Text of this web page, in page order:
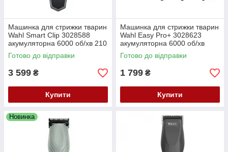
Машинка для стрижки тварин
Wahl Smart Clip 3028588
акумуляторна 6000 об/хв 210
хв роботи
Готово до відправки
3 599 ₴
Купити
Машинка для стрижки тварин
Wahl Easy Pro+ 3028623
акумуляторна 6000 об/хв
USB 4 насадки
Готово до відправки
1 799 ₴
Купити
Новинка